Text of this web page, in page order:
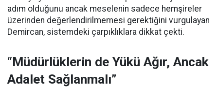
adım olduğunu ancak meselenin sadece hemşireler
üzerinden değerlendirilmemesi gerektiğini vurgulayan
Demircan, sistemdeki çarpıklıklara dikkat çekti.
“Müdürlüklerin de Yükü Ağır, Ancak
Adalet Sağlanmalı”